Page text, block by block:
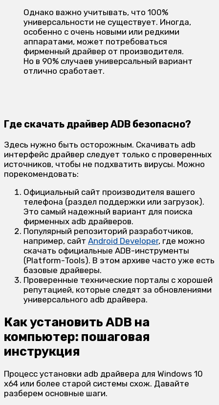
Однако важно учитывать, что 100%
универсальности не существует. Иногда,
особенно с очень новыми или редкими
аппаратами, может потребоваться
фирменный драйвер от производителя.
Но в 90% случаев универсальный вариант
отлично сработает.
Где скачать драйвер ADB безопасно?
Здесь нужно быть осторожным. Скачивать adb
интерфейс драйвер следует только с проверенных
источников, чтобы не подхватить вирусы. Можно
порекомендовать:
Официальный сайт производителя вашего
телефона (раздел поддержки или загрузок).
Это самый надежный вариант для поиска
фирменных adb драйверов.
Популярный репозиторий разработчиков,
например, сайт Android Developer, где можно
скачать официальные ADB-инструменты
(Platform-Tools). В этом архиве часто уже есть
базовые драйверы.
Проверенные технические порталы с хорошей
репутацией, которые следят за обновлениями
универсального adb драйвера.
Как установить ADB на
компьютер: пошаговая
инструкция
Процесс установки adb драйвера для Windows 10
x64 или более старой системы схож. Давайте
разберем основные шаги.